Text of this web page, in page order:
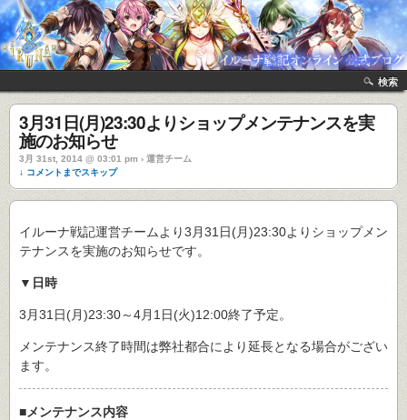
検索
3月31日(月)23:30よりショップメンテナンスを実
施のお知らせ
3月 31st, 2014 @ 03:01 pm › 運営チーム
↓ コメントまでスキップ
イルーナ戦記運営チームより3月31日(月)23:30よりショップメン
テナンスを実施のお知らせです。
▼日時
3月31日(月)23:30～4月1日(火)12:00終了予定。
メンテナンス終了時間は弊社都合により延長となる場合がござい
ます。
■メンテナンス内容